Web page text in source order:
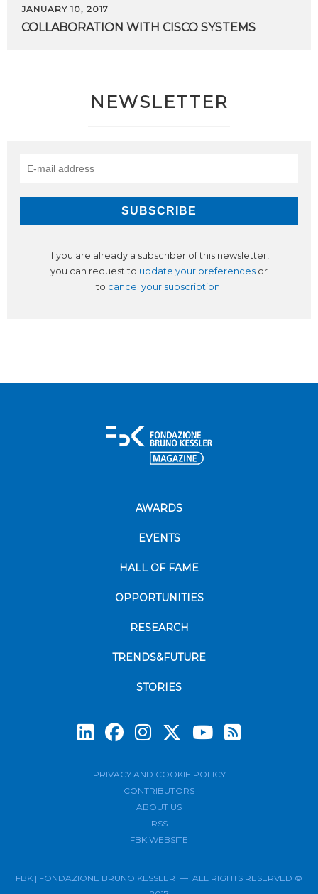
JANUARY 10, 2017
COLLABORATION WITH CISCO SYSTEMS
NEWSLETTER
If you are already a subscriber of this newsletter,
you can request to update your preferences or
to cancel your subscription.
AWARDS
EVENTS
HALL OF FAME
OPPORTUNITIES
RESEARCH
TRENDS&FUTURE
STORIES
PRIVACY AND COOKIE POLICY
CONTRIBUTORS
ABOUT US
RSS
FBK WEBSITE
FBK | FONDAZIONE BRUNO KESSLER — ALL RIGHTS RESERVED ©